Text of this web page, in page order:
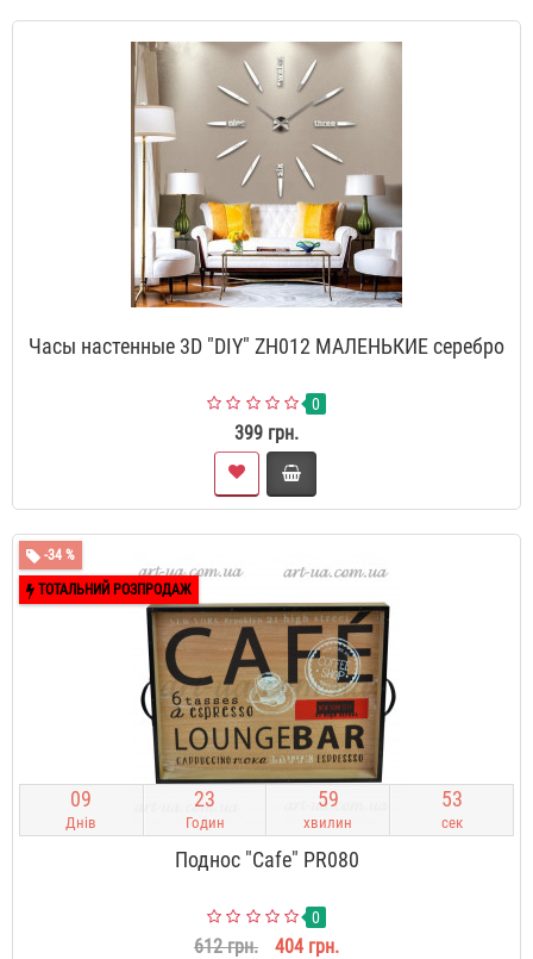
Часы настенные 3D "DIY" ZH012 МАЛЕНЬКИЕ серебро
0
399 грн.
-34 %
ТОТАЛЬНИЙ РОЗПРОДАЖ
09
Днів
23
Годин
59
хвилин
52
сек
Поднос "Cafe" PR080
0
612 грн. 404 грн.